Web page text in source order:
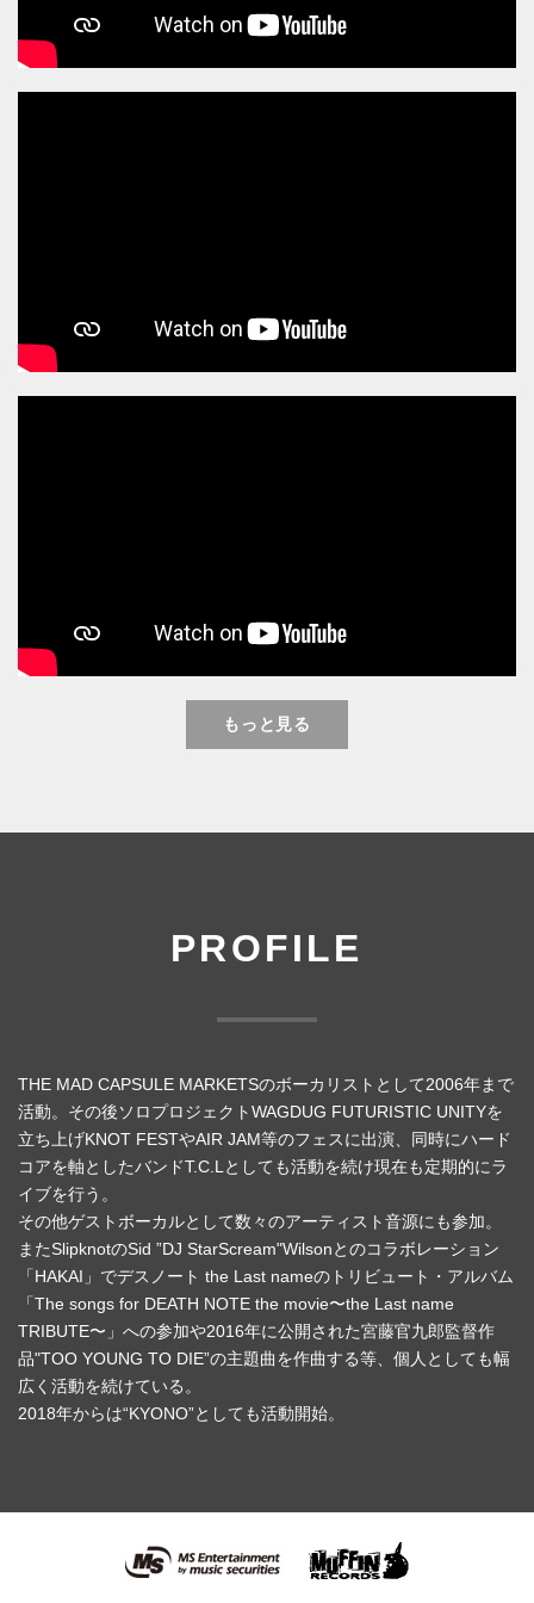
もっと見る
PROFILE
THE MAD CAPSULE MARKETSのボーカリストとして2006年まで
活動。その後ソロプロジェクトWAGDUG FUTURISTIC UNITYを
立ち上げKNOT FESTやAIR JAM等のフェスに出演、同時にハード
コアを軸としたバンドT.C.Lとしても活動を続け現在も定期的にラ
イブを行う。
その他ゲストボーカルとして数々のアーティスト音源にも参加。
またSlipknotのSid ”DJ StarScream"Wilsonとのコラボレーション
「HAKAI」でデスノート the Last nameのトリビュート・アルバム
「The songs for DEATH NOTE the movie〜the Last name
TRIBUTE〜」への参加や2016年に公開された宮藤官九郎監督作
品"TOO YOUNG TO DIE”の主題曲を作曲する等、個人としても幅
広く活動を続けている。
2018年からは“KYONO”としても活動開始。